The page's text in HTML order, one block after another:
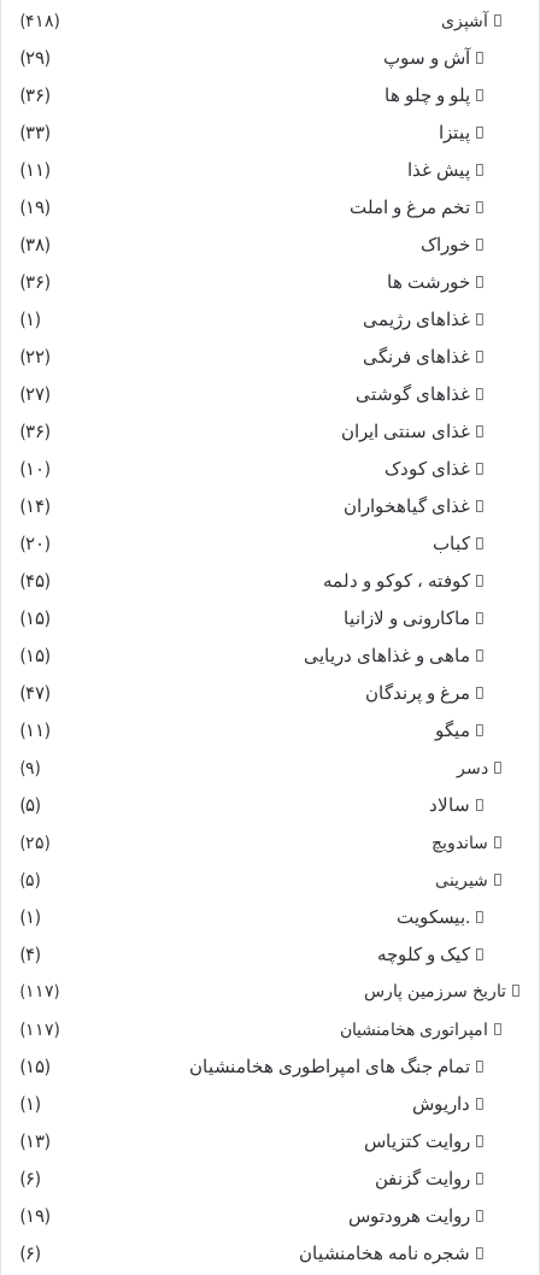
آشپزی (۴۱۸)
آش و سوپ
(۲۹)
پلو و چلو ها
(۳۶)
پیتزا
(۳۳)
پیش غذا
(۱۱)
تخم مرغ و املت
(۱۹)
خوراک
(۳۸)
خورشت ها
(۳۶)
غذاهای رژیمی
(۱)
غذاهای فرنگی
(۲۲)
غذاهای گوشتی
(۲۷)
غذای سنتی ایران
(۳۶)
غذای کودک
(۱۰)
غذای گیاهخواران
(۱۴)
کباب
(۲۰)
کوفته ، کوکو و دلمه
(۴۵)
ماکارونی و لازانیا
(۱۵)
ماهی و غذاهای دریایی
(۱۵)
مرغ و پرندگان
(۴۷)
میگو
(۱۱)
دسر (۹)
سالاد (۵)
ساندویچ
(۲۵)
شیرینی
(۵)
.بیسکویت
(۱)
کیک و کلوچه
(۴)
تاریخ سرزمین پارس (۱۱۷)
امپراتوری هخامنشیان (۱۱۷)
تمام جنگ های امپراطوری هخامنشیان
(۱۵)
داریوش
(۱)
روایت کتزیاس
(۱۳)
روایت گزنفن
(۶)
روایت هرودتوس
(۱۹)
شجره نامه هخامنشیان
(۶)